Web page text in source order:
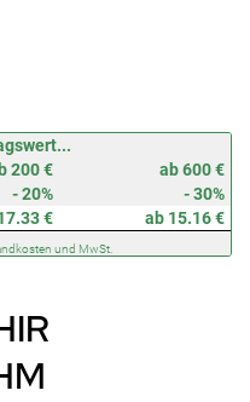
200 €
ab 600 €
- 20%
- 30%
€ ab 15.16 €
und MwSt.